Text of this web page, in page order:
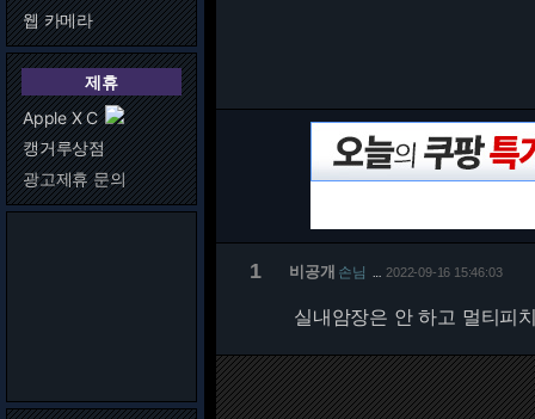
웹 카메라
제휴
Apple X C
캥거루상점
광고제휴 문의
1 비공개 손님 2022-09-16 15:46:03
실내암장은 안 하고 멀티피